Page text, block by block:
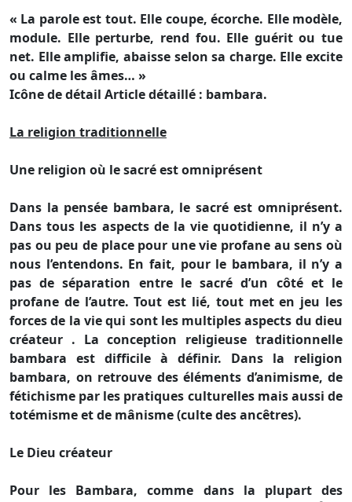
« La parole est tout. Elle coupe, écorche. Elle modèle,
module. Elle perturbe, rend fou. Elle guérit ou tue
net. Elle amplifie, abaisse selon sa charge. Elle excite
ou calme les âmes… »
Icône de détail Article détaillé : bambara.
La religion traditionnelle
Une religion où le sacré est omniprésent
Dans la pensée bambara, le sacré est omniprésent.
Dans tous les aspects de la vie quotidienne, il n’y a
pas ou peu de place pour une vie profane au sens où
nous l’entendons. En fait, pour le bambara, il n’y a
pas de séparation entre le sacré d’un côté et le
profane de l’autre. Tout est lié, tout met en jeu les
forces de la vie qui sont les multiples aspects du dieu
créateur . La conception religieuse traditionnelle
bambara est difficile à définir. Dans la religion
bambara, on retrouve des éléments d’animisme, de
fétichisme par les pratiques culturelles mais aussi de
totémisme et de mânisme (culte des ancêtres).
Le Dieu créateur
Pour les Bambara, comme dans la plupart des